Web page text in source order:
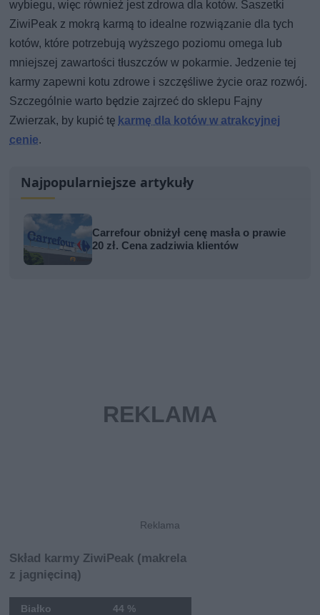
wybiegu, więc również jest zdrowa dla kotów. Saszetki
ZiwiPeak z mokrą karmą to idealne rozwiązanie dla tych
kotów, które potrzebują wyższego poziomu omega lub
mniejszej zawartości tłuszczów w pokarmie. Jedzenie tej
karmy zapewni kotu zdrowe i szczęśliwe życie oraz rozwój.
Szczególnie warto będzie zajrzeć do sklepu Fajny
Zwierzak, by kupić tę karmę dla kotów w atrakcyjnej
cenie.
Najpopularniejsze artykuły
Carrefour obniżył cenę masła o prawie
20 zł. Cena zadziwia klientów
Skład karmy ZiwiPeak (makrela
z jagnięciną)
Białko
44 %